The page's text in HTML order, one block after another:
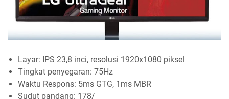
Layar: IPS 23,8 inci, resolusi 1920x1080 piksel
Tingkat penyegaran: 75Hz
Waktu Respons: 5ms GTG, 1ms MBR
Sudut pandang: 178/